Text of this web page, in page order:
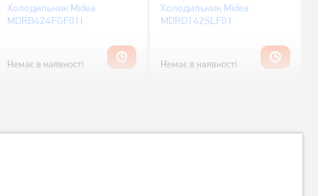
Холодильник Midea
MDRB424FGF01I
Немає в наявності
Холодильник Midea
MDRD142SLF01
Немає в наявності